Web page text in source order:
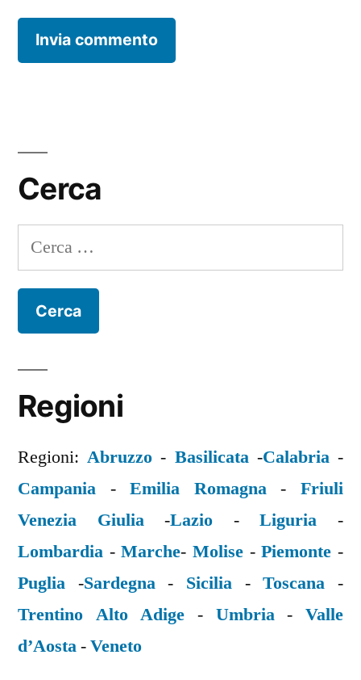
Cerca
Ricerca
per:
Regioni
Regioni:Abruzzo - Basilicata-Calabria-
Campania -Emilia Romagna-Friuli
Venezia Giulia-Lazio -Liguria -
Lombardia -Marche-Molise -Piemonte -
Puglia -Sardegna- Sicilia -Toscana -
Trentino Alto Adige - Umbria-Valle
d’Aosta-Veneto